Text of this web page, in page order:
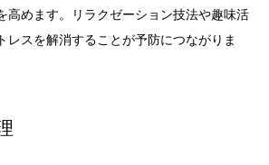
高めます。リラクゼーション技法や趣味活
レスを解消することが予防につながりま